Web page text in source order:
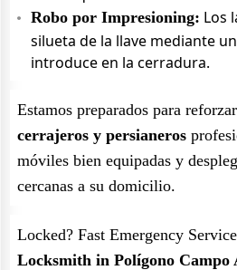
Robo por Impresioning: Los
silueta de la llave mediante
introduce en la cerradura.
Estamos preparados para
cerrajeros y persianeros
móviles bien equipadas y
cercanas a su domicilio.
Locked? Fast Emergency
Locksmith in Polígono Campo